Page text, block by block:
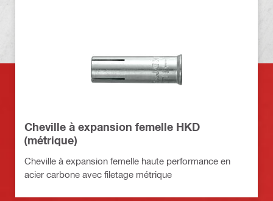
Cheville à expansion femelle HKD
(métrique)
Cheville à expansion femelle haute performance en
acier carbone avec filetage métrique